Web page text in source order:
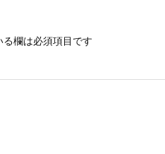
る欄は必須項目です